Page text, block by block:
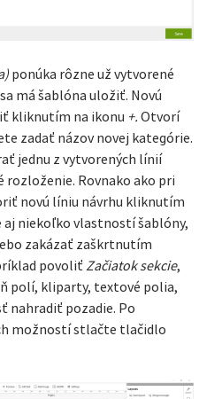
ponúka rôzne už vytvorené
má šablóna uložiť. Novú
kliknutím na ikonu +. Otvorí
zadať názov novej kategórie.
jednu z vytvorených línií
rozloženie. Rovnako ako pri
novú líniu návrhu kliknutím
aj niekoľko vlastností šablóny,
zakázať zaškrtnutím
povoliťZačiatok sekcie,
polí, kliparty, textové polia,
nahradiť pozadie. Po
možností stlačte tlačidlo